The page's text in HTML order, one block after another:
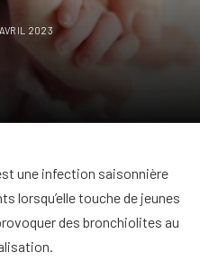
2023
une infection saisonnière
lorsqu’elle touche de jeunes
des bronchiolites au